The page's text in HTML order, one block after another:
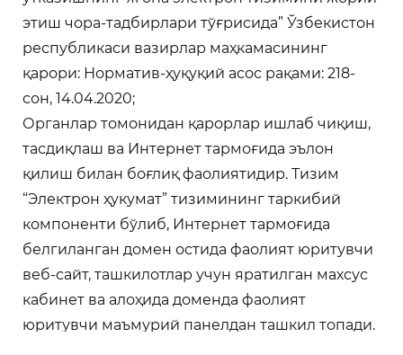
этиш чора-тадбирлари тўғрисида” Ўзбекистон
республикаси вазирлар маҳкамасининг
қарори: Норматив-ҳуқуқий асос рақами: 218-
сон, 14.04.2020;
Органлар томонидан қарорлар ишлаб чиқиш,
тасдиқлаш ва Интернет тармоғида эълон
қилиш билан боғлиқ фаолиятидир. Тизим
“Электрон ҳукумат” тизимининг таркибий
компоненти бўлиб, Интернет тармоғида
белгиланган домен остида фаолият юритувчи
веб-сайт, ташкилотлар учун яратилган махсус
кабинет ва алоҳида доменда фаолият
юритувчи маъмурий панелдан ташкил топади.